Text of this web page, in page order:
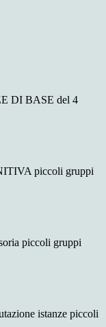
DI BASE del 4
piccoli gruppi
piccoli gruppi
istanze piccoli